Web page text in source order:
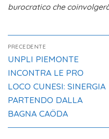
burocratico che
PRECEDENTE
UNPLI PIEMONTE
INCONTRA LE PRO
LOCO CUNESI: SINERGIA
PARTENDO DALLA
BAGNA CAÖDA